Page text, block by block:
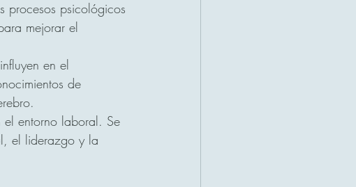
procesos psicológicos
mejorar el
en el
de
entorno laboral. Se
el liderazgo y la